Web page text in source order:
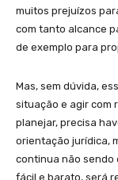
muitos prejuízos
com tanto alcance
de exemplo para
Mas, sem dúvida,
situação e agir com
planejar, precisa
orientação jurídica,
continua não sendo
fácil e barato, será